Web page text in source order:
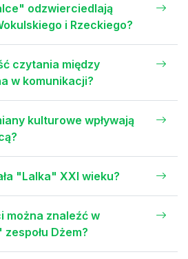
odzwierciedlają
i Rzeckiego?
czytania między
w komunikacji?
kulturowe wpływają
"Lalka" XXI wieku?
można znaleźć w
Dżem?